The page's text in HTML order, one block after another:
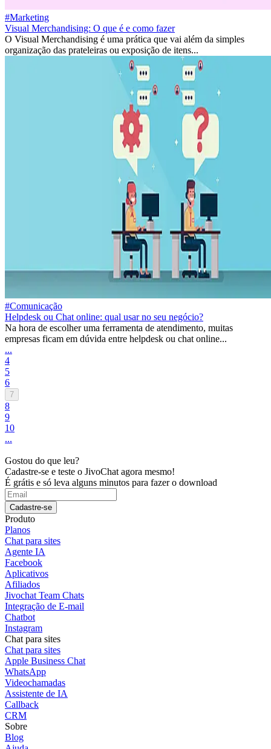
#Marketing
Visual Merchandising: O que é e como fazer
O Visual Merchandising é uma prática que vai além da simples
organização das prateleiras ou exposição de itens...
#Comunicação
Helpdesk ou Chat online: qual usar no seu negócio?
Na hora de escolher uma ferramenta de atendimento, muitas
empresas ficam em dúvida entre helpdesk ou chat online...
...
4
5
6
7
8
9
10
...
Gostou do que leu?
Cadastre-se e teste o JivoChat agora mesmo!
É grátis e só leva alguns minutos para fazer o download
Cadastre-se
Produto
Planos
Chat para sites
Agente IA
Facebook
Aplicativos
Afiliados
Jivochat Team Chats
Integração de E-mail
Chatbot
Instagram
Chat para sites
Chat para sites
Apple Business Chat
WhatsApp
Videochamadas
Assistente de IA
Callback
CRM
Sobre
Blog